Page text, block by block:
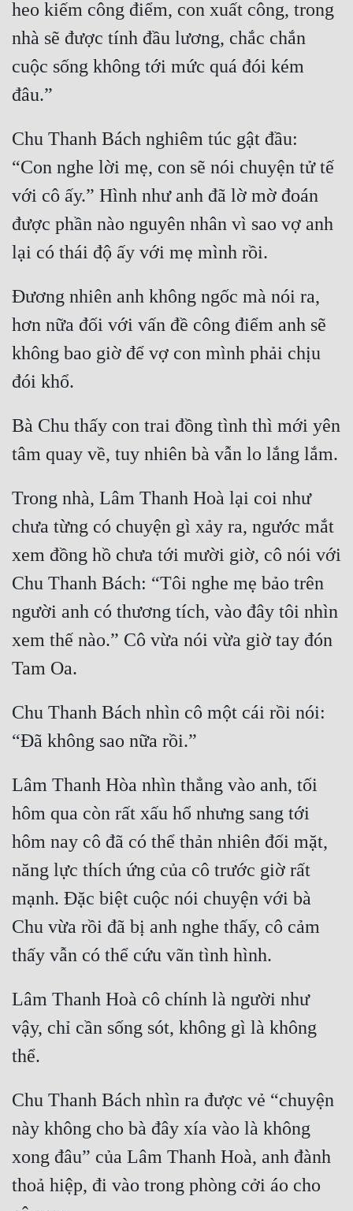
Đô Thị
Đông Phương
Đông Phương Huyền Huyễn
Cẩu Đạo Trường Sinh
Ngự Thú
Truyện Nam
Truyện Nữ
Vô Địch Lưu
Xây Dựng Thế Lực
Đam Mỹ
Đẹp
Đẹp Hiệp
Tính Cách Nhân Vật :
Cơ Trí
Sát Phạt Quyết Đoán
Vô Sỉ
Điềm Đạm
heo kiếm công điểm, con xuất công, trong
nhà sẽ được tính đầu lương, chắc chắn
cuộc sống không tới mức quá đói kém
Chu Thanh Bách nghiêm túc gật đầu:
“Con nghe lời mẹ, con sẽ nói chuyện tử tế
với cô ấy.” Hình như anh đã lờ mờ đoán
được phần nào nguyên nhân vì sao vợ anh
Đương nhiên anh không ngốc mà nói ra,
hơn nữa đối với vấn đề công điểm anh sẽ
không bao giờ để vợ con mình phải chịu
Bà Chu thấy con trai đồng tình thì mới yên
Trong nhà, Lâm Thanh Hoà lại coi như
chưa từng có chuyện gì xảy ra, ngước mắt
xem đồng hồ chưa tới mười giờ, cô nói với
Chu Thanh Bách: “Tôi nghe mẹ bảo trên
người anh có thương tích, vào đây tôi nhìn
xem thế nào.” Cô vừa nói vừa giờ tay đón
Chu Thanh Bách nhìn cô một cái rồi nói:
Lâm Thanh Hòa nhìn thẳng vào anh, tối
hôm qua còn rất xấu hổ nhưng sang tới
hôm nay cô đã có thể thản nhiên đối mặt,
năng lực thích ứng của cô trước giờ rất
mạnh. Đặc biệt cuộc nói chuyện với bà
Chu vừa rồi đã bị anh nghe thấy, cô cảm
Lâm Thanh Hoà cô chính là người như
vậy, chỉ cần sống sót, không gì là không
Chu Thanh Bách nhìn ra được vẻ “chuyện
này không cho bà đây xía vào là không
xong đâu” của Lâm Thanh Hoà, anh đành
thoả hiệp, đi vào trong phòng cởi áo cho